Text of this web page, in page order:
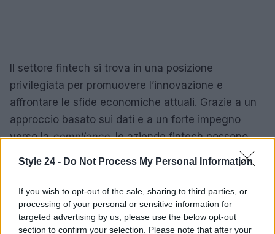
Style 24 - Do Not Process My Personal Information
If you wish to opt-out of the sale, sharing to third parties, or
processing of your personal or sensitive information for
targeted advertising by us, please use the below opt-out
section to confirm your selection. Please note that after your
Il settore fintech si trova in una posizione
privilegiata per promuovere l’innovazione e
affrontare le sfide economiche attuali. Grazie a un
approccio basato sui dati e a un forte impegno
verso lacompliance, le aziende fintech possono
non solo mantenere la loro posizione, ma anche
più resiliente e inclusivo.